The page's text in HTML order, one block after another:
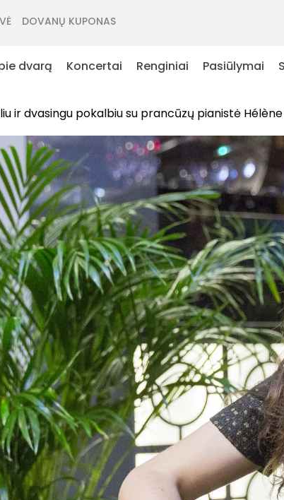
DOVANŲ KUPONAS
dvarą Koncertai Renginiai Pasiūlymai
ir dvasingu pokalbiu su prancūzų pianistė